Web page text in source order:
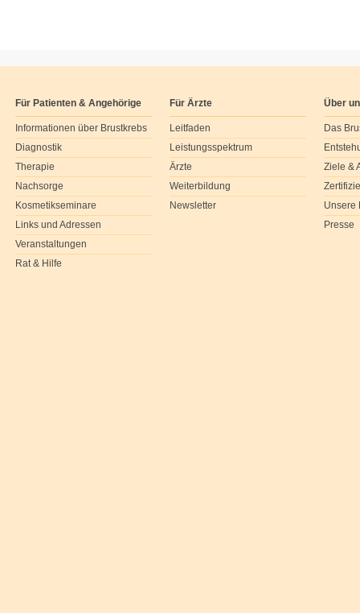
Für Patienten & Angehörige
Informationen über Brustkrebs
Diagnostik
Therapie
Nachsorge
Kosmetikseminare
Links und Adressen
Veranstaltungen
Rat & Hilfe
Für Ärzte
Leitfaden
Leistungsspektrum
Ärzte
Weiterbildung
Newsletter
Über
Das
Ziele &
Unsere
Presse